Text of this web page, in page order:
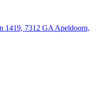
1419, 7312 GA Apeldoorn,